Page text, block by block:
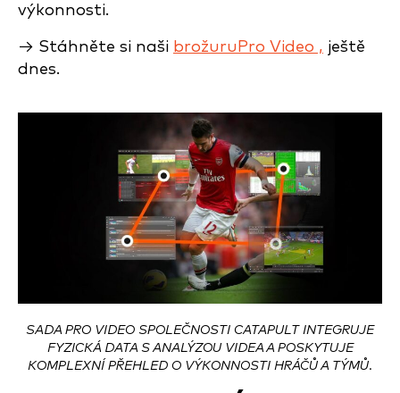
výkonnosti.
→ Stáhněte si naši brožuruPro Video , ještě
dnes.
SADA PRO VIDEO SPOLEČNOSTI CATAPULT INTEGRUJE
FYZICKÁ DATA S ANALÝZOU VIDEA A POSKYTUJE
KOMPLEXNÍ PŘEHLED O VÝKONNOSTI HRÁČŮ A TÝMŮ.